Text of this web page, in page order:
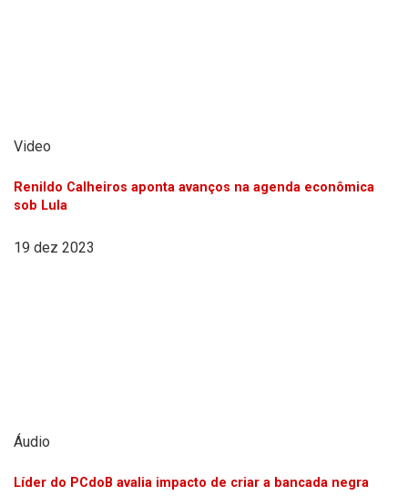
Video
Renildo Calheiros aponta avanços na agenda econômica
sob Lula
19 dez 2023
Áudio
Líder do PCdoB avalia impacto de criar a bancada negra